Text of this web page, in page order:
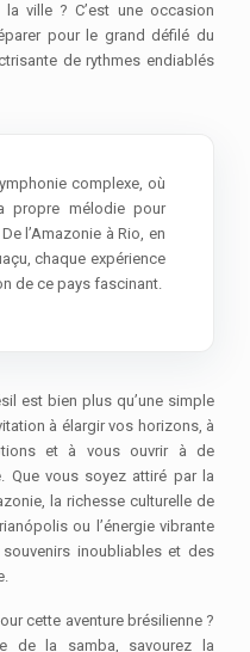
ville ? C’est une occasion
pour le grand défilé du
de rythmes endiablés
complexe, où
propre mélodie pour
l’Amazonie à Rio, en
chaque expérience
de ce pays fascinant.
est bien plus qu’une simple
à élargir vos horizons, à
et à vous ouvrir à de
Que vous soyez attiré par la
la richesse culturelle de
ou l’énergie vibrante
inoubliables et des
cette aventure brésilienne ?
de la samba, savourez la